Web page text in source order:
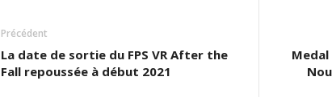
Précédent
La date de sortie du FPS VR After the
Fall repoussée à début 2021